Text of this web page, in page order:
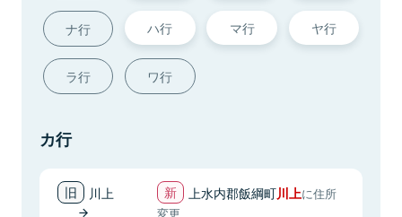
ナ行 ハ行 マ行 ヤ行
ラ行 ワ行
カ行
川上 上水内郡飯綱町川上に住所
変更